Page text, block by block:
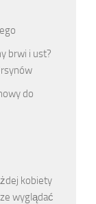
brwi i ust?
do
kobiety
wyglądać